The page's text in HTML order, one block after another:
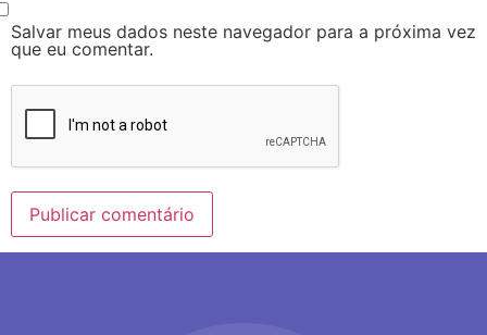
Salvar meus dados neste navegador para a próxima vez
que eu comentar.